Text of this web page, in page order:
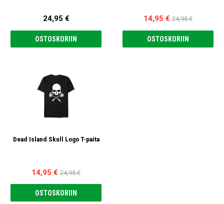
24,95 €
OSTOSKORIIN
14,95 € 24,95 €
OSTOSKORIIN
Dead Island Skull Logo T-paita
14,95 € 24,95 €
OSTOSKORIIN